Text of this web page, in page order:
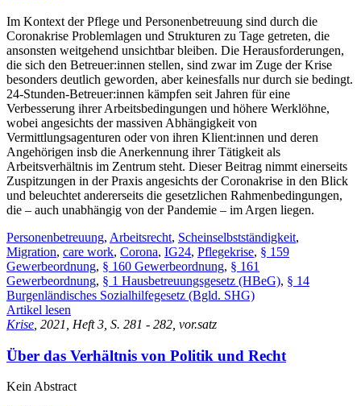
Im Kontext der Pflege und Personenbetreuung sind durch die
Coronakrise Problemlagen und Strukturen zu Tage getreten, die
ansonsten weitgehend unsichtbar bleiben. Die Herausforderungen,
die sich den Betreuer:innen stellen, sind zwar im Zuge der Krise
besonders deutlich geworden, aber keinesfalls nur durch sie bedingt.
24-Stunden-Betreuer:innen kämpfen seit Jahren für eine
Verbesserung ihrer Arbeitsbedingungen und höhere Werklöhne,
wobei angesichts der massiven Abhängigkeit von
Vermittlungsagenturen oder von ihren Klient:innen und deren
Angehörigen insb die Anerkennung ihrer Tätigkeit als
Arbeitsverhältnis im Zentrum steht. Dieser Beitrag nimmt einerseits
Zuspitzungen in der Praxis angesichts der Coronakrise in den Blick
und beleuchtet andererseits die gesetzlichen Rahmenbedingungen,
die – auch unabhängig von der Pandemie – im Argen liegen.
Personenbetreuung, Arbeitsrecht, Scheinselbstständigkeit,
Migration, care work, Corona, IG24, Pflegekrise, § 159
Gewerbeordnung, § 160 Gewerbeordnung, § 161
Gewerbeordnung, § 1 Hausbetreuungsgesetz (HBeG), § 14
Burgenländisches Sozialhilfegesetz (Bgld. SHG)
Artikel lesen
Krise , 2021, Heft 3, S. 281 - 282, vor.satz
Über das Verhältnis von Politik und Recht
Kein Abstract